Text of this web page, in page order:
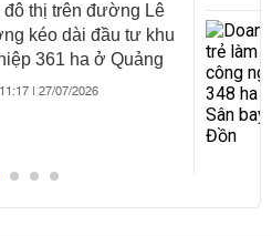
đô thị trên đường Lê
kéo dài đầu tư khu
361 ha ở Quảng
11:17 | 27/07/2026